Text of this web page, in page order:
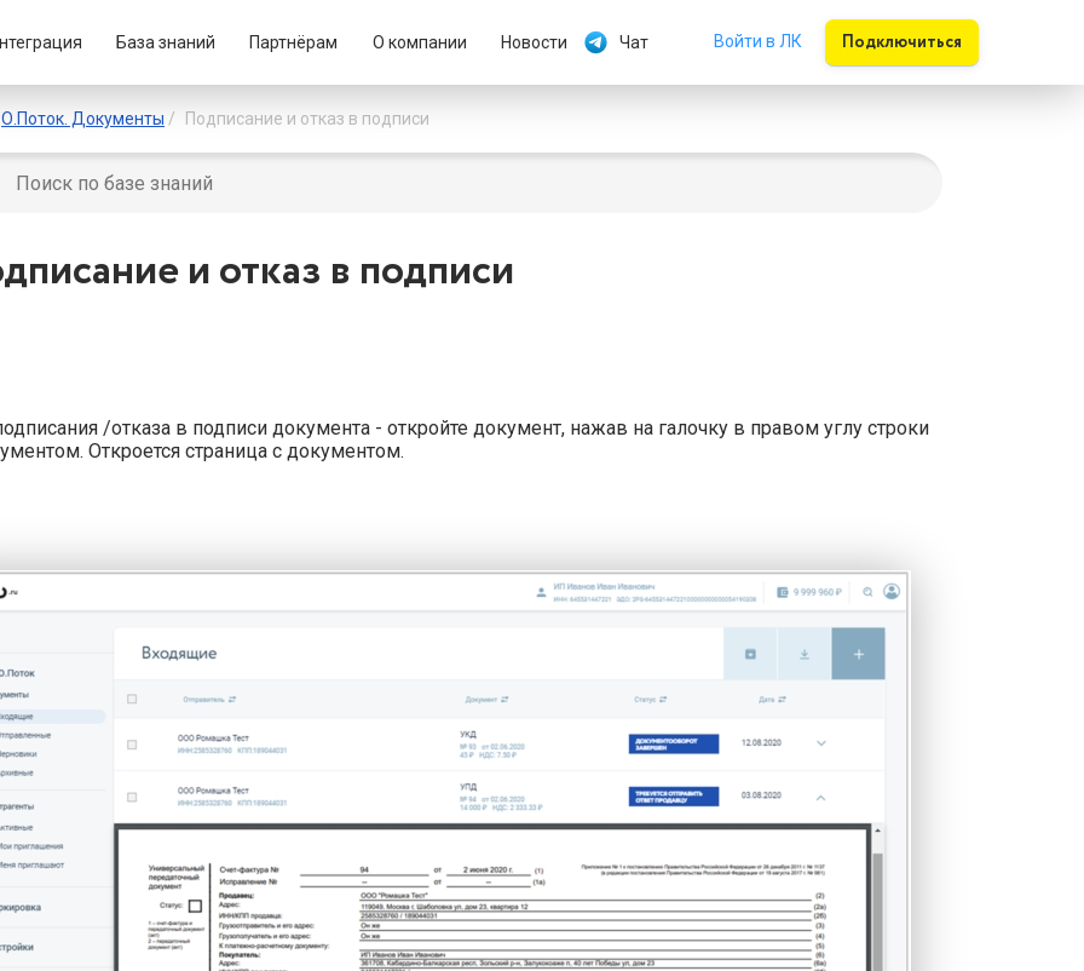
База знаний Партнёрам О компании Новости Чат Войти в ЛК Подключиться
Документы Подписание и отказ в подписи
и отказ в подписи
/отказа в подписи документа - откройте документ, нажав на галочку в правом углу строки
. Откроется страница с документом.